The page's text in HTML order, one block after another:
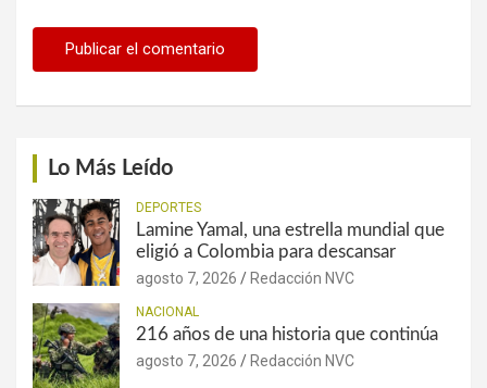
Lo Más Leído
DEPORTES
Lamine Yamal, una estrella mundial que
eligió a Colombia para descansar
agosto 7, 2026 Redacción NVC
NACIONAL
216 años de una historia que continúa
agosto 7, 2026 Redacción NVC